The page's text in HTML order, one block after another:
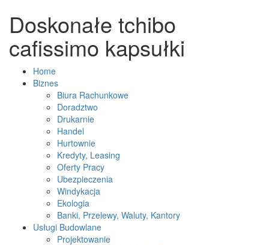
Doskonałe tchibo
cafissimo kapsułki
Home
Biznes
Biura Rachunkowe
Doradztwo
Drukarnie
Handel
Hurtownie
Kredyty, Leasing
Oferty Pracy
Ubezpieczenia
Windykacja
Ekologia
Banki, Przelewy, Waluty, Kantory
Usługi Budowlane
Projektowanie